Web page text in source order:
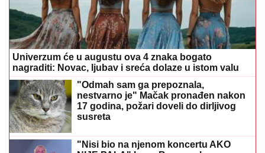
Univerzum će u augustu ova 4 znaka bogato
nagraditi: Novac, ljubav i sreća dolaze u istom valu
"Odmah sam ga prepoznala,
nestvarno je" Mačak pronađen nakon
17 godina, požari doveli do dirljivog
susreta
"Nisi bio na njenom koncertu AKO